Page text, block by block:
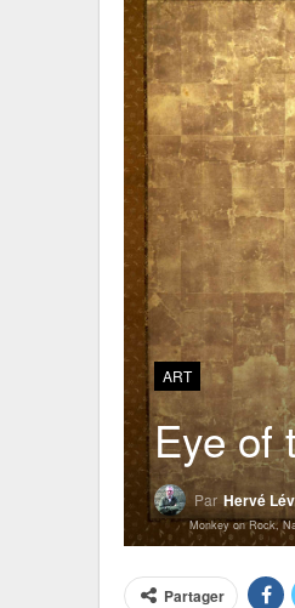
ART
Eye of
Par Hervé
Monkey on Rock,
Partager